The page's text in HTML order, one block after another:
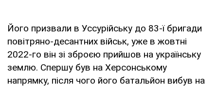
Його призвали в Уссурійську до 83-ї бригади
повітряно-десантних військ, уже в жовтні
2022-го він зі зброєю прийшов на українську
землю. Спершу був на Херсонському
напрямку, після чого його батальйон вибув на